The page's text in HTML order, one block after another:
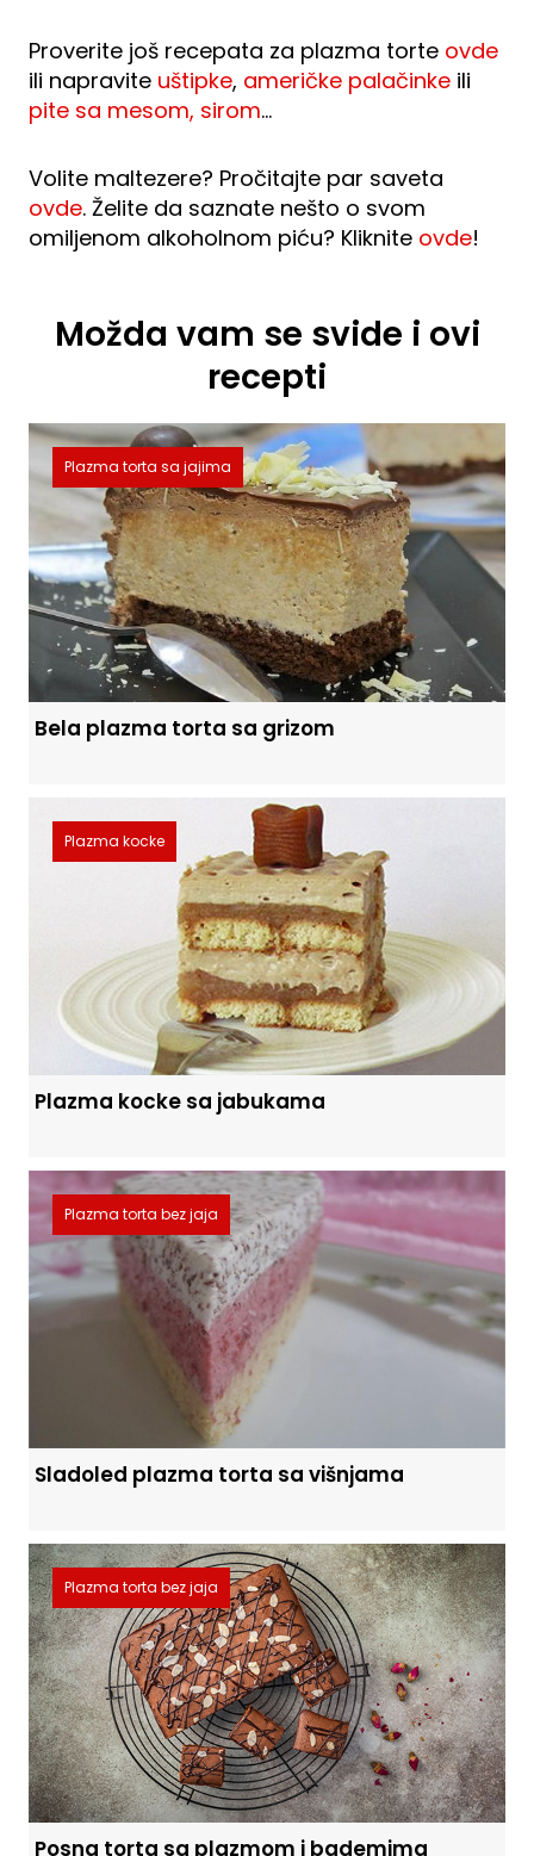
Proverite još recepata za plazma torte ovde
ili napravite uštipke, američke palačinke ili
pite sa mesom, sirom…
Volite maltezere? Pročitajte par saveta
ovde. Želite da saznate nešto o svom
omiljenom alkoholnom piću? Kliknite ovde!
Možda vam se svide i ovi
recepti
Plazma torta sa jajima
Bela plazma torta sa grizom
Plazma kocke
Plazma kocke sa jabukama
Plazma torta bez jaja
Sladoled plazma torta sa višnjama
Plazma torta bez jaja
Posna torta sa plazmom i bademima